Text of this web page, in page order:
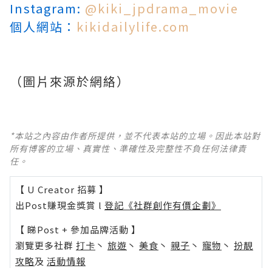
Instagram: @kiki_jpdrama_movie
個人網站： kikidailylife.com
（圖片來源於網絡）
*本站之內容由作者所提供，並不代表本站的立場。因此本站對
所有博客的立場、真實性、準確性及完整性不負任何法律責
任。
【 U Creator 招募 】
出Post賺現金獎賞 l 登記《社群創作有價企劃》
【 睇Post + 參加品牌活動 】
瀏覽更多社群 打卡 丶 旅遊 丶 美食 丶 親子 丶 寵物 丶 扮靚
攻略及 活動情報